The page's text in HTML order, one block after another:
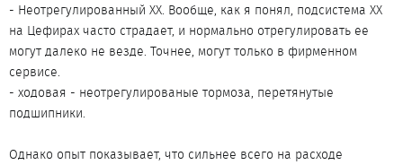
- Неотрегулированный ХХ. Вообще, как я понял, подсистема ХХ
на Цефирах часто страдает, и нормально отрегулировать ее
могут далеко не везде. Точнее, могут только в фирменном
сервисе.
- ходовая - неотрегулированые тормоза, перетянутые
подшипники.
Однако опыт показывает, что сильнее всего на расходе